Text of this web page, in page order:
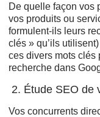
De quelle façon vos
vos produits ou
formulent-ils leurs
clés » qu’ils
ces divers mots clés
recherche dans
2. Étude SEO de
Vos concurrents